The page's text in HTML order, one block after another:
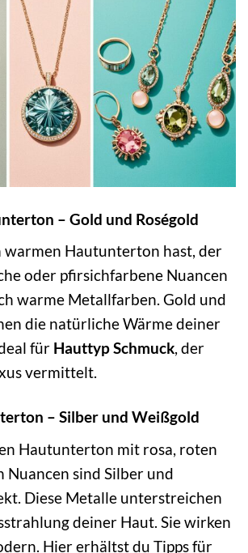
– Gold und Roségold
warmen Hautunterton hast, der
oder pfirsichfarbene Nuancen
warme Metallfarben. Gold und
die natürliche Wärme deiner
für Hauttyp Schmuck, der
vermittelt.
– Silber und Weißgold
Hautunterton mit rosa, roten
Nuancen sind Silber und
Diese Metalle unterstreichen
deiner Haut. Sie wirken
Hier erhältst du Tipps für